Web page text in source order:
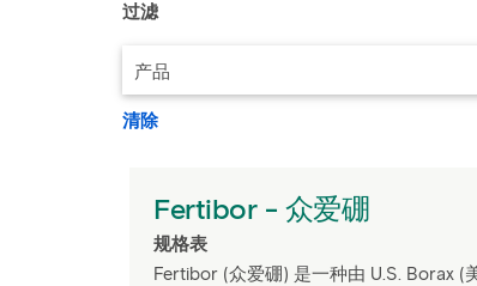
过滤
产品
清除
Fertibor - 众爱硼
规格表
Fertibor (众爱硼) 是一种由 U.S. Borax (